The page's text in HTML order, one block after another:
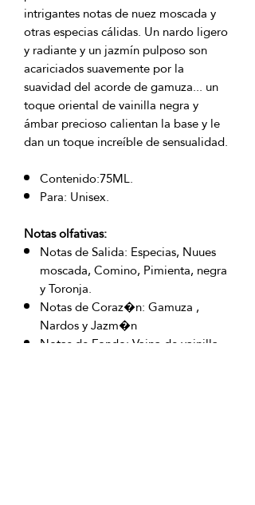
intrigantes notas de nuez moscada y
otras especias cálidas. Un nardo ligero
y radiante y un jazmín pulposo son
acariciados suavemente por la
suavidad del acorde de gamuza... un
toque oriental de vainilla negra y
ámbar precioso calientan la base y le
dan un toque increíble de sensualidad.
Contenido:75ML.
Para: Unisex.
Notas olfativas:
Notas de Salida: Especias, Nuues
moscada, Comino, Pimienta, negra
y Toronja.
Notas de Coraz�n: Gamuza ,
Nardos y Jazm�n
Notas de Fondo: Vaina de vainilla,